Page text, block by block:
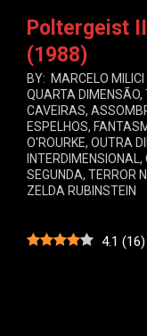
Poltergeist
(1988)
BY: MARCELO MILICI
QUARTA DIMENSÃO,
CAVEIRAS,
ESPELHOS,
O'ROURKE, OUTRA
INTERDIMENSIONAL ,
SEGUNDA, TERROR
ZELDA RUBINSTEIN
4.1 (16)